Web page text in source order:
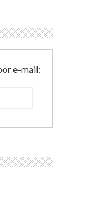
e-mail: